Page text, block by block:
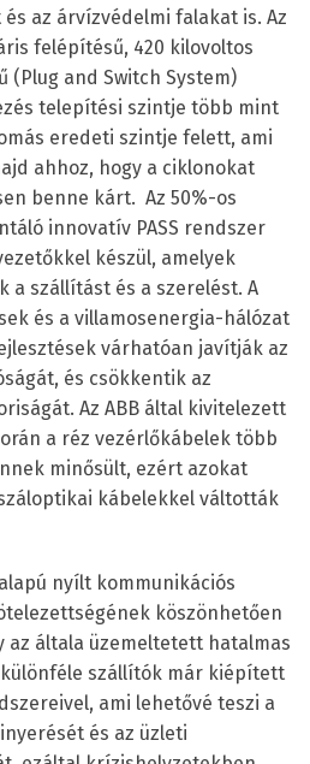
az árvízvédelmi falakat is. Az
felépítésű, 420 kilovoltos
(Plug and Switch System)
telepítési szintje több mint
eredeti szintje felett, ami
ahhoz, hogy a ciklonokat
benne kárt. Az 50%-os
innovatív PASS rendszer
készül, amelyek
a szállítást és a szerelést. A
és a villamosenergia-hálózat
várhatóan javítják az
és csökkentik az
Az ABB által kivitelezett
a réz vezérlőkábelek több
minősült, ezért azokat
kábelekkel váltották
alapú nyílt kommunikációs
köszönhetően
az általa üzemeltetett hatalmas
szállítók már kiépített
ami lehetővé teszi a
és az üzleti